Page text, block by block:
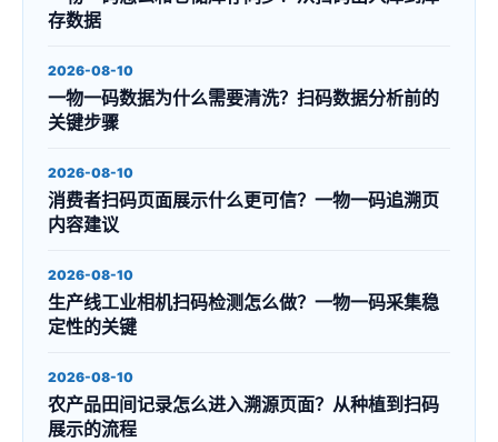
存数据
2026-08-10
一物一码数据为什么需要清洗？扫码数据分析前的
关键步骤
2026-08-10
消费者扫码页面展示什么更可信？一物一码追溯页
内容建议
2026-08-10
生产线工业相机扫码检测怎么做？一物一码采集稳
定性的关键
2026-08-10
农产品田间记录怎么进入溯源页面？从种植到扫码
展示的流程